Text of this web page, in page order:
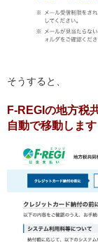
そうすると、
F-REGIの地方税
自動で移動します